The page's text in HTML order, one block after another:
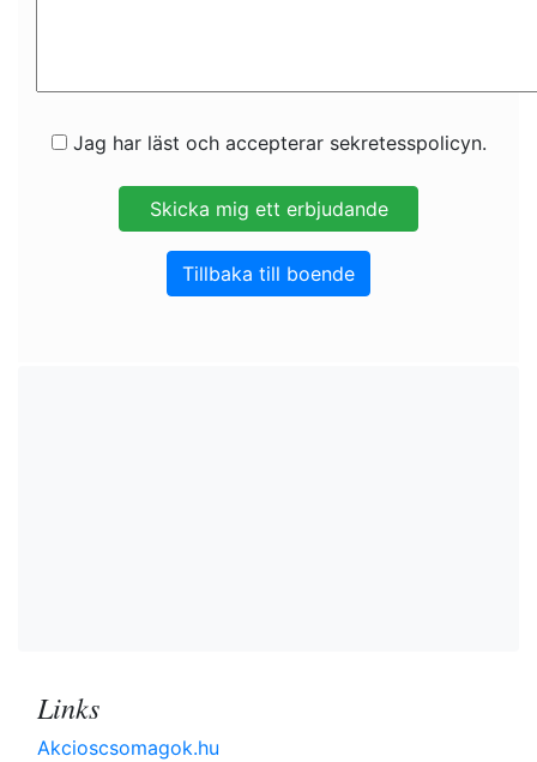
Jag har läst och accepterar sekretesspolicyn.
Tillbaka till boende
Links
Akcioscsomagok.hu